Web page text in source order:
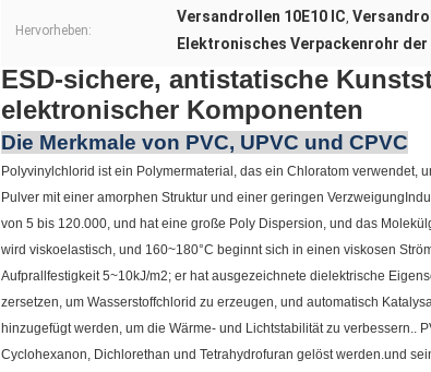
Hervorheben:
Versandrollen 10E10 IC,
Elektronisches Verpackenrohr der
ESD-sichere, antistatische
elektronischer Komponenten
Die Merkmale von PVC, UPVC und CPVC
Polyvinylchlorid ist ein Polymermaterial, das ein Chloratom verwendet,
Pulver mit einer amorphen Struktur und einer geringen
von 5 bis 120.000, und hat eine große Poly Dispersion, und das
wird viskoelastisch, und 160~180°C beginnt sich in einen viskosen
Aufprallfestigkeit 5~10kJ/m2; er hat ausgezeichnete dielektrische
zersetzen, um Wasserstoffchlorid zu erzeugen, und automatisch
hinzugefügt werden, um die Wärme- und Lichtstabilität zu verbessern..
Cyclohexanon, Dichlorethan und Tetrahydrofuran gelöst werden.und